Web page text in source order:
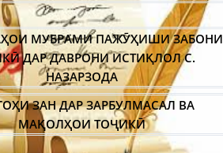
МУБРАМИ ПАЖӮҲИШИ ЗАБОНИ
ДАР ДАВРОНИ ИСТИҚЛОЛ С.
НАЗАРЗОДА
ЗАН ДАР ЗАРБУЛМАСАЛ ВА
МАҚОЛҲОИ ТОҶИКӢ